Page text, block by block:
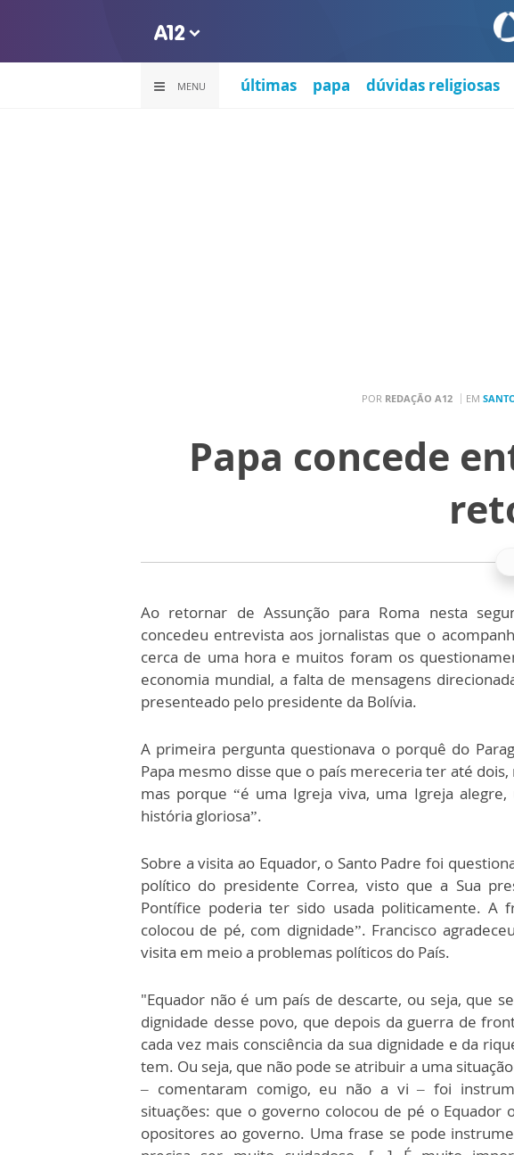
MENU últimas papa dúvidas religiosas
POR REDAÇÃO A12 EM
Papa concede
Ao retornar de Assunção para Roma nesta
concedeu entrevista aos jornalistas que o
cerca de uma hora e muitos foram os
economia mundial, a falta de mensagens
presenteado pelo presidente da Bolívia.
A primeira pergunta questionava o porquê do
Papa mesmo disse que o país mereceria ter até
mas porque “é uma Igreja viva, uma Igreja
história gloriosa”.
Sobre a visita ao Equador, o Santo Padre foi
político do presidente Correa, visto que a Sua
Pontífice poderia ter sido usada politicamente. A
colocou de pé, com dignidade”. Francisco
visita em meio a problemas políticos do País.
"Equador não é um país de descarte, ou seja, que
dignidade desse povo, que depois da guerra de
cada vez mais consciência da sua dignidade e da
tem. Ou seja, que não pode se atribuir a uma
– comentaram comigo, eu não a vi – foi
situações: que o governo colocou de pé o
opositores ao governo. Uma frase se pode